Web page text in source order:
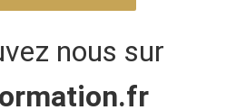
nous sur